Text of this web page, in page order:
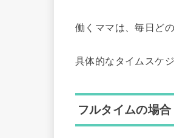
働くママは、毎日ど
具体的なタイムスケ
フルタイムの場合